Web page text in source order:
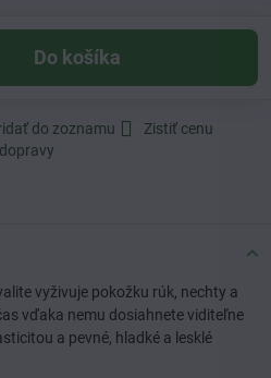
Do košíka
do zoznamu
Zistiť cenu
vyživuje pokožku rúk, nechty a
vďaka nemu dosiahnete viditeľne
a pevné, hladké a lesklé